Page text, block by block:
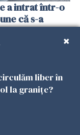
a intrat într-o
că s-a
liber în
la granițe?